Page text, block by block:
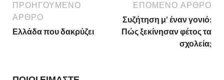
ΠΡΟΗΓΟΥΜΕΝΟ
ΑΡΘΡΟ
Ελλάδα που δακρύζει
ΕΠΟΜΕΝΟ ΑΡΘΡΟ
Συζήτηση μ’ έναν γονιό:
Πώς ξεκίνησαν φέτος τα
σχολεία;